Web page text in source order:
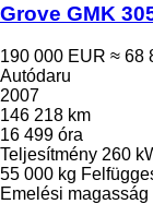
Grove GMK
190 000 EUR ≈ 68
Autódaru
2007
146 218 km
16 499 óra
Teljesítmény 260
55 000 kg
Emelési magasság